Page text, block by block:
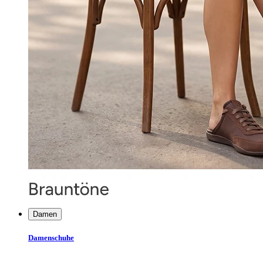
Damen
Damenschuhe